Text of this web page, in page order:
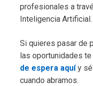
profesionales a
Inteligencia Artificial.
Si quieres pasar de
las oportunidades
de espera aquíy sé
cuando abramos.